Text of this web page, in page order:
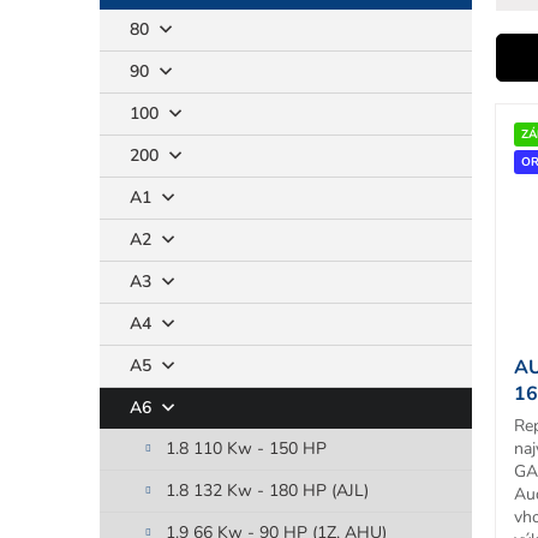
80
90
100
200
A1
A2
A3
A4
A5
A6
1.8 110 Kw - 150 HP
1.8 132 Kw - 180 HP (AJL)
1.9 66 Kw - 90 HP (1Z, AHU)
r